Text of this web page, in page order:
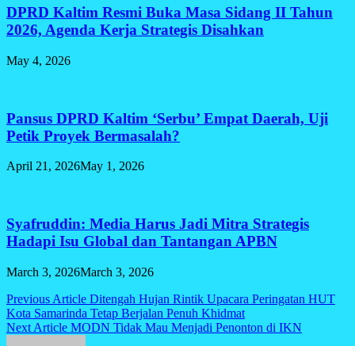
DPRD Kaltim Resmi Buka Masa Sidang II Tahun
2026, Agenda Kerja Strategis Disahkan
May 4, 2026
Pansus DPRD Kaltim ‘Serbu’ Empat Daerah, Uji
Petik Proyek Bermasalah?
April 21, 2026May 1, 2026
Syafruddin: Media Harus Jadi Mitra Strategis
Hadapi Isu Global dan Tantangan APBN
March 3, 2026March 3, 2026
Post
navigation
Previous Article Ditengah Hujan Rintik Upacara Peringatan HUT
Kota Samarinda Tetap Berjalan Penuh Khidmat
Next Article MODN Tidak Mau Menjadi Penonton di IKN